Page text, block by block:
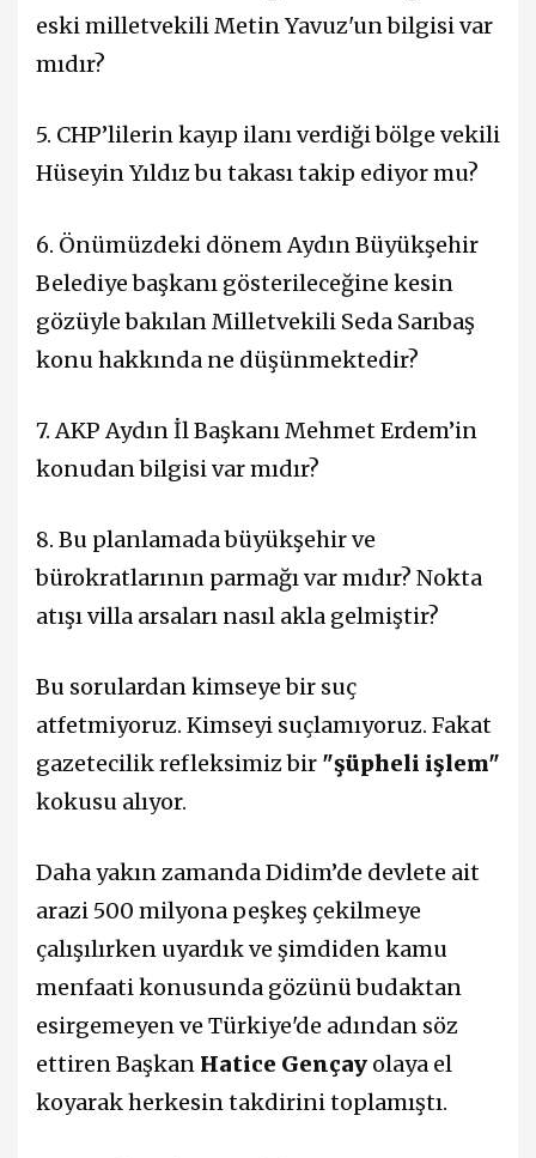
eski milletvekili Metin Yavuz'un bilgisi var
mıdır?
5. CHP’lilerin kayıp ilanı verdiği bölge vekili
Hüseyin Yıldız bu takası takip ediyor mu?
6. Önümüzdeki dönem Aydın Büyükşehir
Belediye başkanı gösterileceğine kesin
gözüyle bakılan Milletvekili Seda Sarıbaş
konu hakkında ne düşünmektedir?
7. AKP Aydın İl Başkanı Mehmet Erdem’in
konudan bilgisi var mıdır?
8. Bu planlamada büyükşehir ve
bürokratlarının parmağı var mıdır? Nokta
atışı villa arsaları nasıl akla gelmiştir?
Bu sorulardan kimseye bir suç
atfetmiyoruz. Kimseyi suçlamıyoruz. Fakat
gazetecilik refleksimiz bir "şüpheli işlem"
kokusu alıyor.
Daha yakın zamanda Didim’de devlete ait
arazi 500 milyona peşkeş çekilmeye
çalışılırken uyardık ve şimdiden kamu
menfaati konusunda gözünü budaktan
esirgemeyen ve Türkiye'de adından söz
ettiren Başkan Hatice Gençay olaya el
koyarak herkesin takdirini toplamıştı.